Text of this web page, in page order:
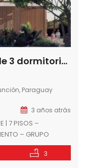
En venta departamentos de 3 dormitorios en Edificio Las Lomas, a 1 cuadra del Shopping del Sol, Asuncion – Paraguay
Paraguay
3 años atrás
| 7 PISOS –
– GRUPO
CON
EN LA
3